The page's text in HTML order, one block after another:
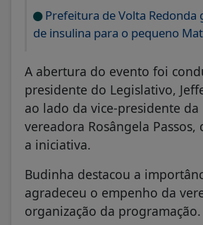
Prefeitura de Volta Redonda
de insulina para o pequeno
A abertura do evento foi
presidente do Legislativo,
ao lado da vice-presidente da
vereadora Rosângela
a iniciativa.
Budinha destacou a
agradeceu o empenho da
organização da programação.